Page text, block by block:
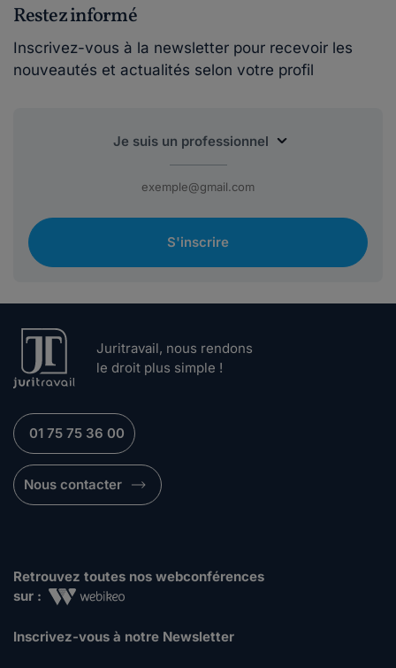
Restez informé
Inscrivez-vous à la newsletter pour recevoir les
nouveautés et actualités selon votre profil
S'inscrire
Juritravail, nous rendons
le droit plus simple !
01 75 75 36 00
Nous contacter
Retrouvez toutes nos webconférences
sur :
Inscrivez-vous à notre Newsletter